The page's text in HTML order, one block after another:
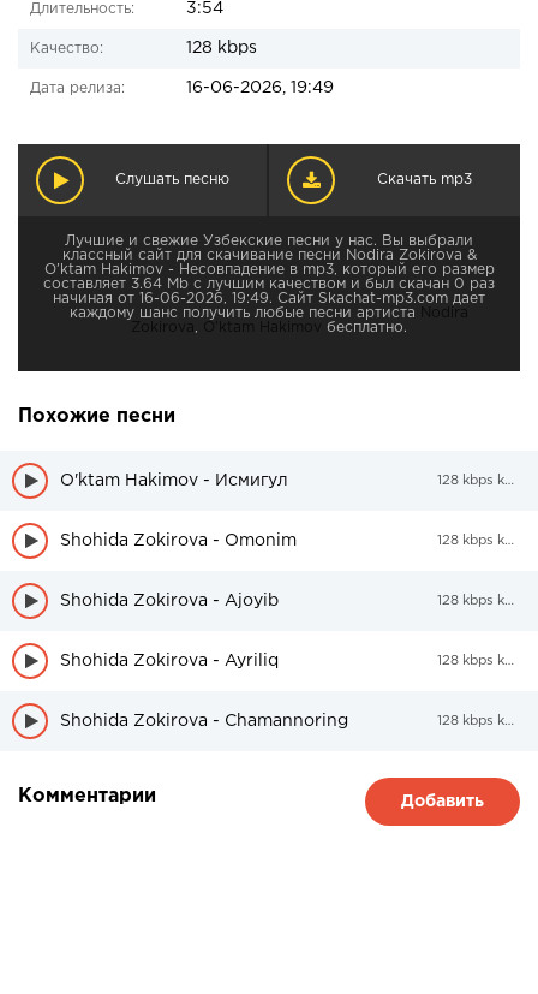
Длительность: 3:54
Качество: 128 kbps
Дата релиза: 16-06-2026, 19:49
Слушать песню Скачать mp3
Лучшие и свежие Узбекские песни у нас. Вы выбрали
классный сайт для скачивание песни Nodira Zokirova &
O'ktam Hakimov - Несовпадение в mp3, который его размер
составляет 3.64 Mb с лучшим качеством и был скачан 0 раз
начиная от 16-06-2026, 19:49. Сайт Skachat-mp3.com дает
каждому шанс получить любые песни артиста
Nodira
Zokirova
O'ktam Hakimov бесплатно.
Похожие песни
O'ktam Hakimov - Исмигул 128 kbps kbps
Shohida Zokirova - Omonim 128 kbps kbps
Shohida Zokirova - Ajoyib 128 kbps kbps
Shohida Zokirova - Ayriliq 128 kbps kbps
Shohida Zokirova - Chamannoring 128 kbps kbps
Комментарии Добавить